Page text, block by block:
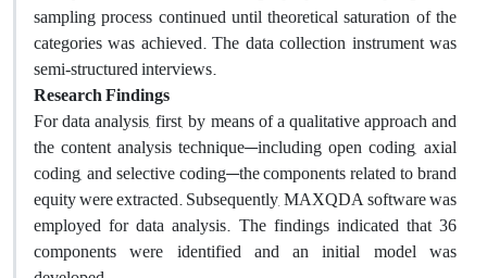
sampling process continued until theoretical saturation of the
categories was achieved. The data collection instrument was
semi‑structured interviews.
Research Findings
For data analysis, first, by means of a qualitative approach and
the content analysis technique—including open coding, axial
coding, and selective coding—the components related to brand
equity were extracted. Subsequently, MAXQDA software was
employed for data analysis. The findings indicated that 36
components were identified and an initial model was